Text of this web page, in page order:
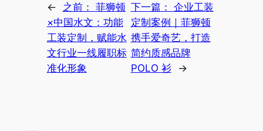
← 之前： 菲狮顿
×中国水文：功能
工装定制，赋能水
文行业一线履职标
准化形象
下一篇： 企业工装
定制案例｜菲狮顿
携手爱奇艺，打造
简约质感品牌
POLO 衫
→